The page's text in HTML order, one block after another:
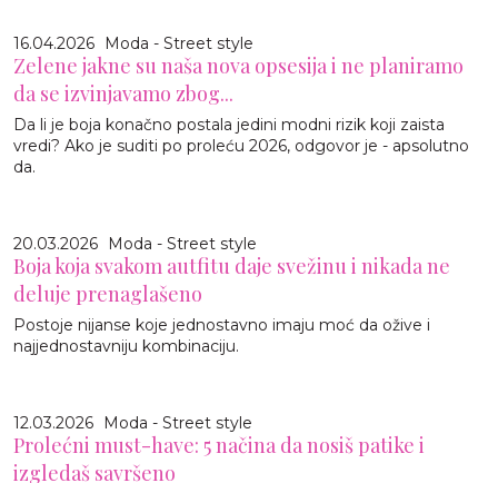
16.04.2026 Moda - Street style
Zelene jakne su naša nova opsesija i ne planiramo
da se izvinjavamo zbog...
Da li je boja konačno postala jedini modni rizik koji zaista
vredi? Ako je suditi po proleću 2026, odgovor je - apsolutno
da.
20.03.2026 Moda - Street style
Boja koja svakom autfitu daje svežinu i nikada ne
deluje prenaglašeno
Postoje nijanse koje jednostavno imaju moć da ožive i
najjednostavniju kombinaciju.
12.03.2026 Moda - Street style
Prolećni must-have: 5 načina da nosiš patike i
izgledaš savršeno